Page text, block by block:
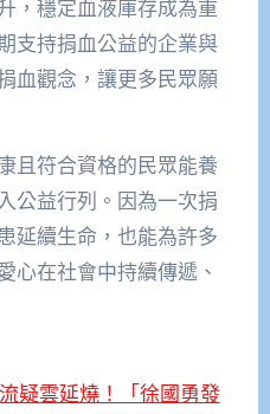
，穩定血液庫存成為重
支持捐血公益的企業與
血觀念，讓更多民眾願
且符合資格的民眾能養
公益行列。因為一次捐
延續生命，也能為許多
心在社會中持續傳遞、
疑雲延燒！「徐國勇發